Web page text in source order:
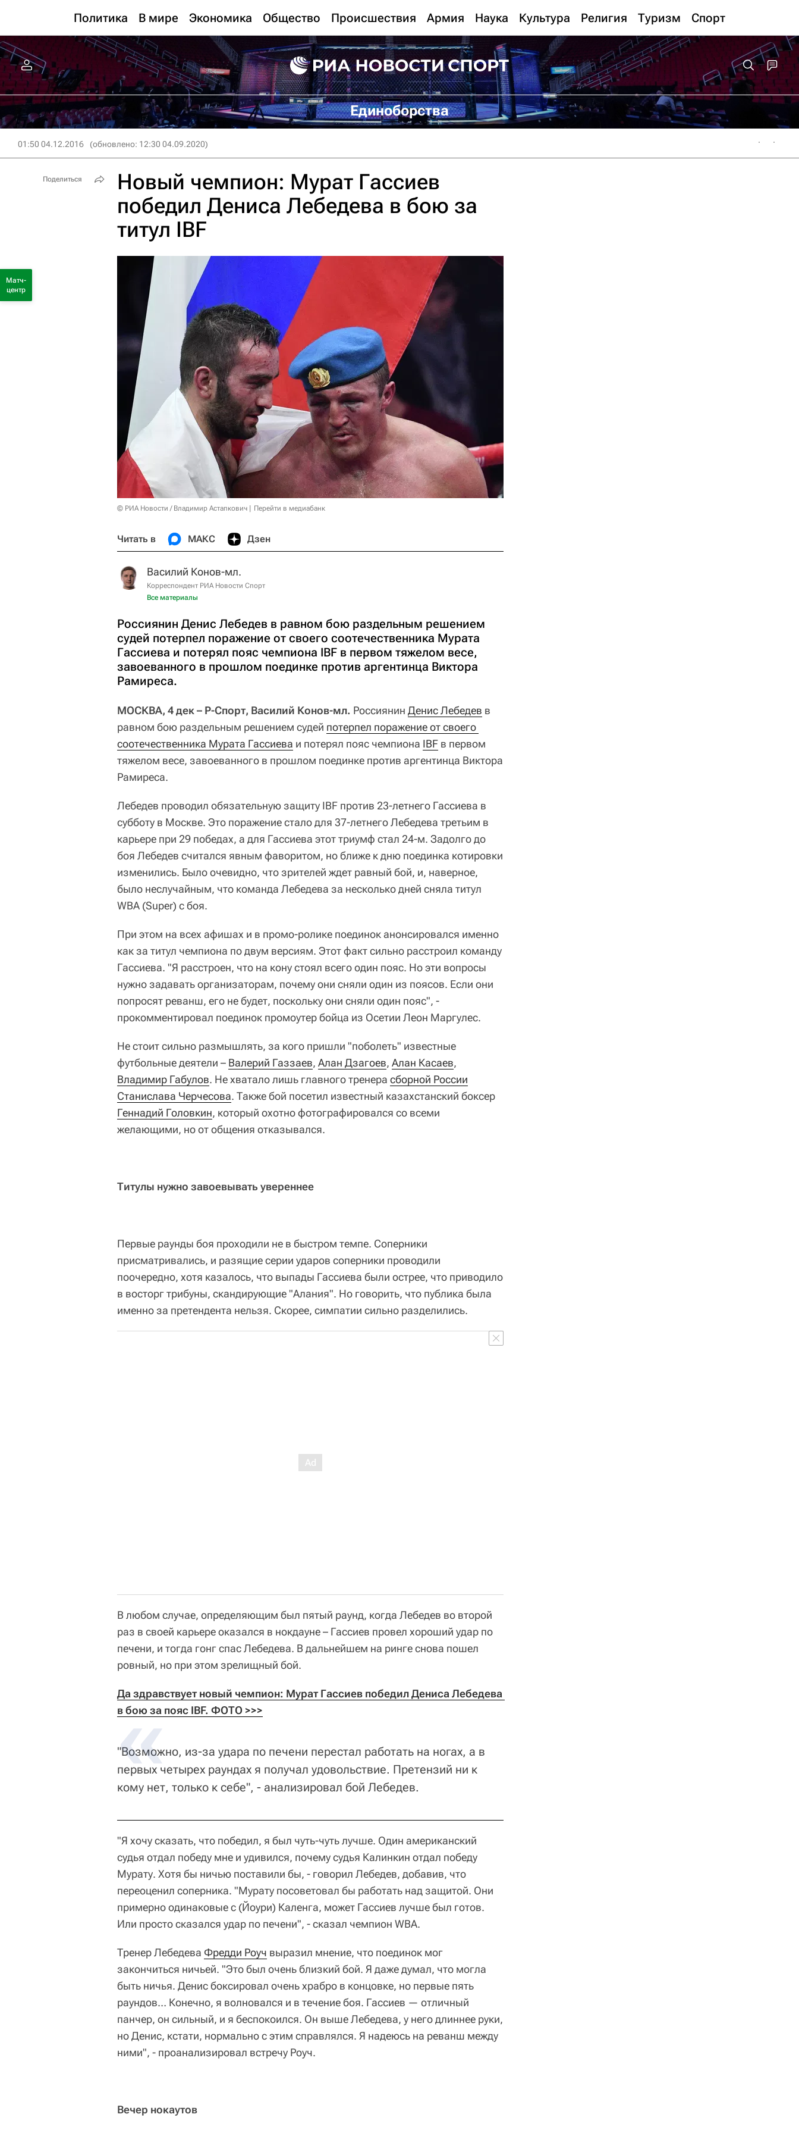
Политика В мире Экономика Общество Происшествия Армия Наука Культура Религия Туризм Спорт
Единоборства
01:50 04.12.2016 (обновлено: 12:30 04.09.2020)
Новый чемпион: Мурат Гассиев
победил Дениса Лебедева в бою за
титул IBF
© РИА Новости / Владимир Астапкович Перейти в медиабанк
Читать в МАКС Дзен
Василий Конов-мл.
Корреспондент РИА Новости Спорт
Все материалы
Россиянин Денис Лебедев в равном бою раздельным решением
судей потерпел поражение от своего соотечественника Мурата
Гассиева и потерял пояс чемпиона IBF в первом тяжелом весе,
завоеванного в прошлом поединке против аргентинца Виктора
Рамиреса.
МОСКВА, 4 дек – Р-Спорт, Василий Конов-мл. Россиянин Денис Лебедев в
равном бою раздельным решением судей потерпел поражение от своего
соотечественника Мурата Гассиева и потерял пояс чемпиона IBF в первом
тяжелом весе, завоеванного в прошлом поединке против аргентинца Виктора
Рамиреса.
Лебедев проводил обязательную защиту IBF против 23-летнего Гассиева в
субботу в Москве. Это поражение стало для 37-летнего Лебедева третьим в
карьере при 29 победах, а для Гассиева этот триумф стал 24-м. Задолго до
боя Лебедев считался явным фаворитом, но ближе к дню поединка котировки
изменились. Было очевидно, что зрителей ждет равный бой, и, наверное,
было неслучайным, что команда Лебедева за несколько дней сняла титул
WBA (Super) с боя.
При этом на всех афишах и в промо-ролике поединок анонсировался именно
как за титул чемпиона по двум версиям. Этот факт сильно расстроил команду
Гассиева. "Я расстроен, что на кону стоял всего один пояс. Но эти вопросы
нужно задавать организаторам, почему они сняли один из поясов. Если они
попросят реванш, его не будет, поскольку они сняли один пояс", -
прокомментировал поединок промоутер бойца из Осетии Леон Маргулес.
Не стоит сильно размышлять, за кого пришли "поболеть" известные
футбольные деятели – Валерий Газзаев, Алан Дзагоев, Алан Касаев,
Владимир Габулов. Не хватало лишь главного тренера сборной России
Станислава Черчесова. Также бой посетил известный казахстанский боксер
Геннадий Головкин, который охотно фотографировался со всеми
желающими, но от общения отказывался.
Титулы нужно завоевывать увереннее
Первые раунды боя проходили не в быстром темпе. Соперники
присматривались, и разящие серии ударов соперники проводили
поочередно, хотя казалось, что выпады Гассиева были острее, что приводило
в восторг трибуны, скандирующие "Алания". Но говорить, что публика была
именно за претендента нельзя. Скорее, симпатии сильно разделились.
В любом случае, определяющим был пятый раунд, когда Лебедев во второй
раз в своей карьере оказался в нокдауне – Гассиев провел хороший удар по
печени, и тогда гонг спас Лебедева. В дальнейшем на ринге снова пошел
ровный, но при этом зрелищный бой.
Да здравствует новый чемпион: Мурат Гассиев победил Дениса Лебедева
в бою за пояс IBF. ФОТО >>>
"Возможно, из-за удара по печени перестал работать на ногах, а в
первых четырех раундах я получал удовольствие. Претензий ни к
кому нет, только к себе", - анализировал бой Лебедев.
"Я хочу сказать, что победил, я был чуть-чуть лучше. Один американский
судья отдал победу мне и удивился, почему судья Калинкин отдал победу
Мурату. Хотя бы ничью поставили бы, - говорил Лебедев, добавив, что
переоценил соперника. "Мурату посоветовал бы работать над защитой. Они
примерно одинаковые с (Йоури) Каленга, может Гассиев лучше был готов.
Или просто сказался удар по печени", - сказал чемпион WBA.
Тренер Лебедева Фредди Роуч выразил мнение, что поединок мог
закончиться ничьей. "Это был очень близкий бой. Я даже думал, что могла
быть ничья. Денис боксировал очень храбро в концовке, но первые пять
раундов… Конечно, я волновался и в течение боя. Гассиев — отличный
панчер, он сильный, и я беспокоился. Он выше Лебедева, у него длиннее руки,
но Денис, кстати, нормально с этим справлялся. Я надеюсь на реванш между
ними", - проанализировал встречу Роуч.
Вечер нокаутов
Поделиться
Матч-
центр